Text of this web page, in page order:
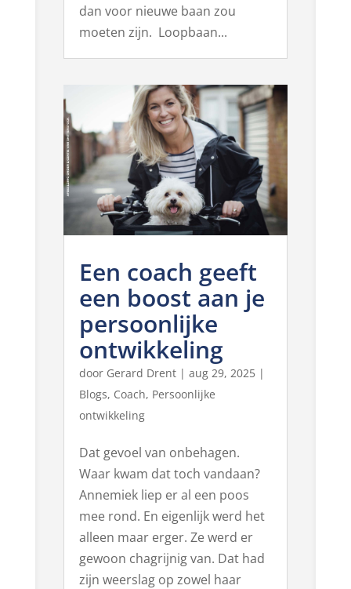
dan voor nieuwe baan zou
moeten zijn. Loopbaan...
Een coach geeft
een boost aan je
persoonlijke
ontwikkeling
door Gerard Drent| aug 29, 2025|
Blogs, Coach, Persoonlijke
ontwikkeling
Dat gevoel van onbehagen.
Waar kwam dat toch vandaan?
Annemiek liep er al een poos
mee rond. En eigenlijk werd het
alleen maar erger. Ze werd er
gewoon chagrijnig van. Dat had
zijn weerslag op zowel haar